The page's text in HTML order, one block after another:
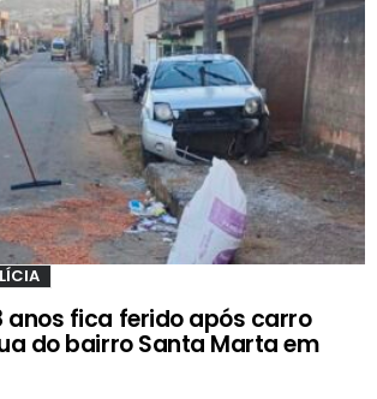
anos fica ferido após carro
do bairro Santa Marta em